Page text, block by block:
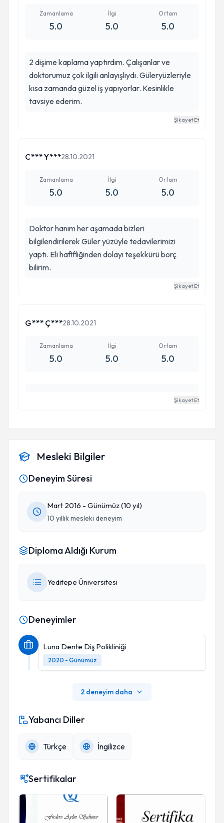
Zamanlama
5.0
İlgi
5.0
Ortam
5.0
2 dişime kaplama yaptırdım. Çalışanlar ve
doktorumuz çok ilgili anlayışlıydı. Güleryüzleriyle
kısa zamanda güzel iş yapıyorlar. Kesinlikle
tavsiye ederim.
Şikayet Et
C*** Y***28.10.2021
Zamanlama
5.0
İlgi
5.0
Ortam
5.0
Doktor hanım her aşamada bizleri
bilgilendirilerek Güler yüzüyle tedavilerimizi
yaptı. Eli hafifliğinden dolayı teşekkürü borç
bilirim.
Şikayet Et
G*** Ç***28.10.2021
Zamanlama
5.0
İlgi
5.0
Ortam
5.0
Şikayet Et
Mesleki Bilgiler
Deneyim Süresi
Mart 2016 - Günümüz (10 yıl)
10 yıllık mesleki deneyim
Diploma Aldığı Kurum
Yeditepe Üniversitesi
Deneyimler
Luna Dente Diş Polikliniği
2020 - Günümüz
2 deneyim daha
Yabancı Diller
Türkçe İngilizce
Sertifikalar